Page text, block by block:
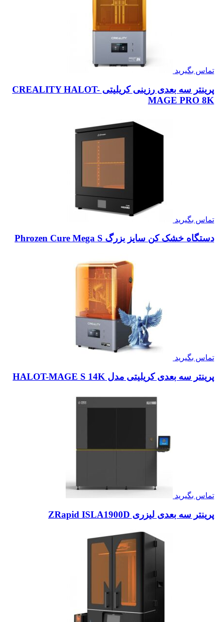
تماس بگیرید
پرینتر سه بعدی رزینی کریلیتی CREALITY HALOT-
MAGE PRO 8K
تماس بگیرید
دستگاه خشک کن سایز بزرگ Phrozen Cure Mega S
تماس بگیرید
پرینتر سه بعدی کریلیتی مدل HALOT-MAGE S 14K
تماس بگیرید
پرینتر سه بعدی لیزری ZRapid ISLA1900D